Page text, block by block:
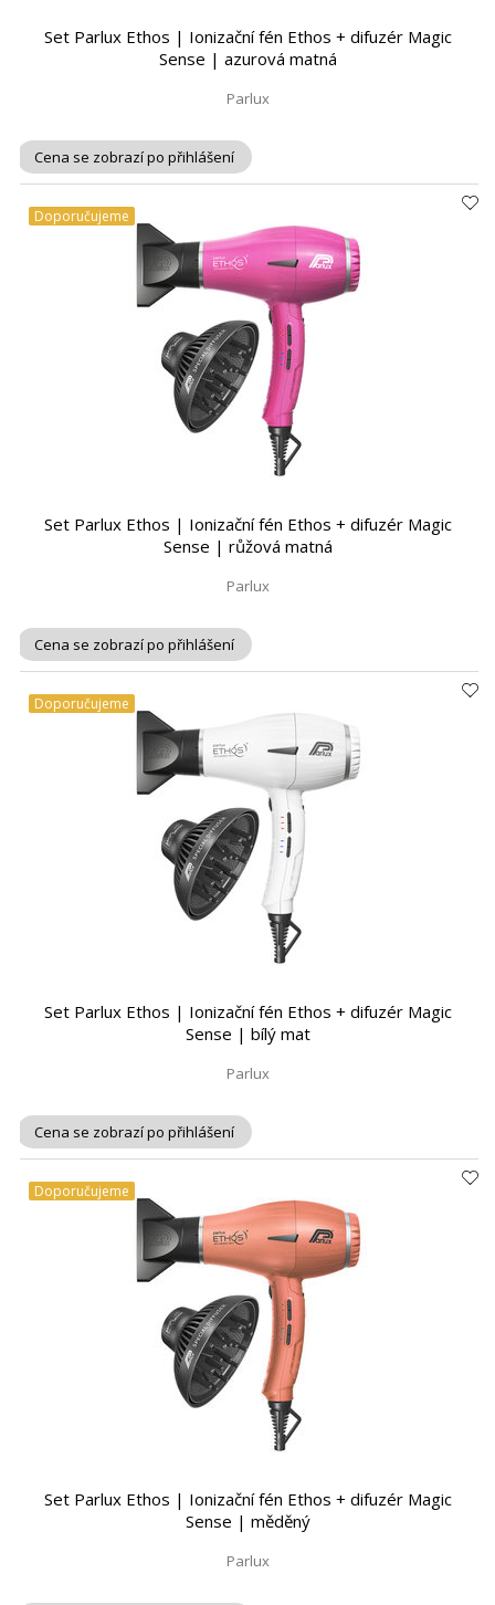
Set Parlux Ethos | Ionizační fén Ethos + difuzér Magic
Sense | azurová matná
Parlux
Cena se zobrazí po přihlášení
Doporučujeme
Set Parlux Ethos | Ionizační fén Ethos + difuzér Magic
Sense | růžová matná
Parlux
Cena se zobrazí po přihlášení
Doporučujeme
Set Parlux Ethos | Ionizační fén Ethos + difuzér Magic
Sense | bílý mat
Parlux
Cena se zobrazí po přihlášení
Doporučujeme
Set Parlux Ethos | Ionizační fén Ethos + difuzér Magic
Sense | měděný
Parlux